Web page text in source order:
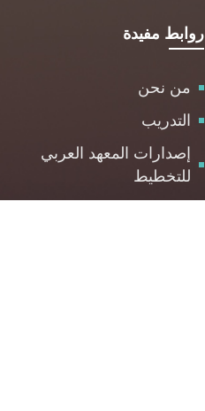
روابط مفيدة
من نحن
التدريب
إصدارات المعهد العربي
للتخطيط